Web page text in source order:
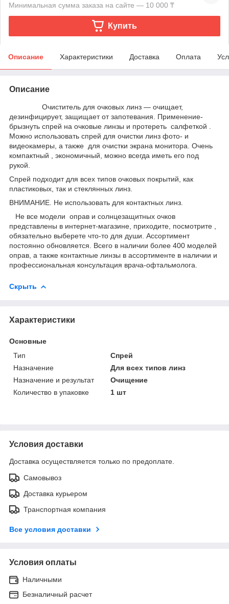
Минимальная сумма заказа на сайте — 10 000 ₸
Купить
Описание Характеристики Доставка Оплата
Описание
Очиститель для очковых линз ― очищает,
дезинфицирует, защищает от запотевания. Применение-
брызнуть спрей на очковые линзы и протереть салфеткой .
Можно использовать спрей для очистки линз фото- и
видеокамеры, а также для очистки экрана монитора. Очень
компактный , экономичный, можно всегда иметь его под
рукой.
Спрей подходит для всех типов очковых покрытий, как
пластиковых, так и стеклянных линз.
ВНИМАНИЕ. Не использовать для контактных линз.
Не все модели оправ и солнцезащитных очков
представлены в интернет-магазине, приходите, посмотрите ,
обязательно выберете что-то для души. Ассортимент
постоянно обновляется. Всего в наличии более 400 моделей
оправ, а также контактные линзы в ассортименте в наличии и
профессиональная консультация врача-офтальмолога.
Скрыть
Характеристики
Основные
Тип
Спрей
Назначение
Для всех типов линз
Назначение и результат
Очищение
Количество в упаковке
1 шт
Условия доставки
Доставка осуществляется только по предоплате.
Самовывоз
Доставка курьером
Транспортная компания
Все условия доставки
Условия оплаты
Наличными
Безналичный расчет